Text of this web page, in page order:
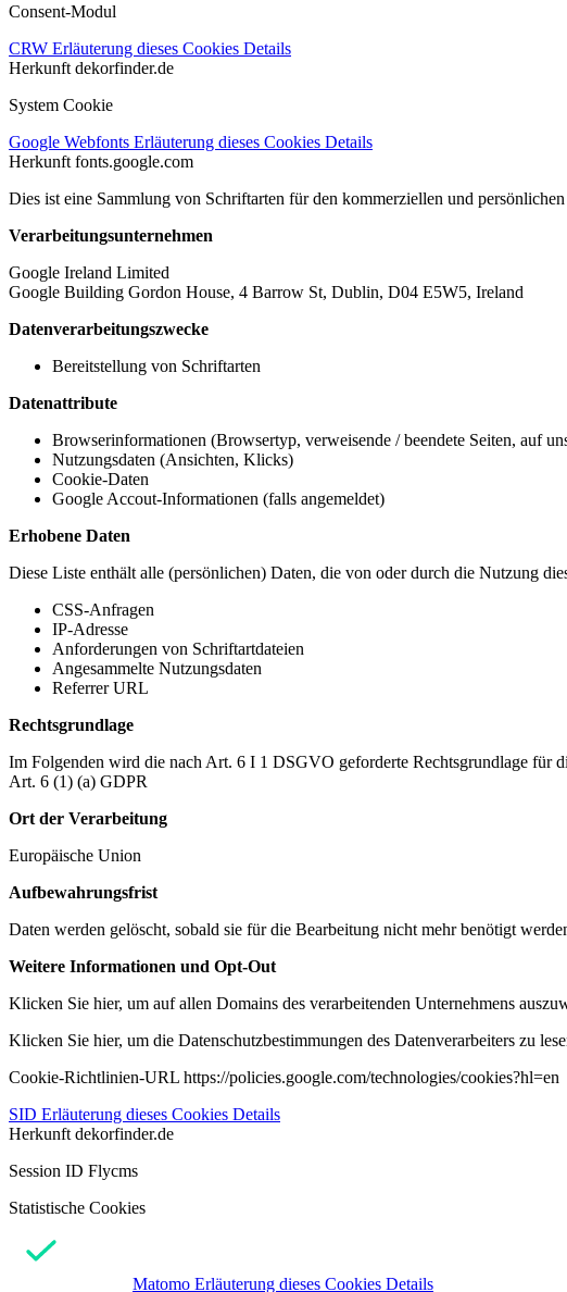
Consent-Modul
CRW Erläuterung dieses Cookies Details
Herkunft dekorfinder.de
System Cookie
Google Webfonts Erläuterung dieses Cookies Details
Herkunft fonts.google.com
Dies ist eine Sammlung von Schriftarten für den kommerziellen und
Verarbeitungsunternehmen
Google Ireland Limited
Google Building Gordon House, 4 Barrow St, Dublin, D04 E5W5, Ireland
Datenverarbeitungszwecke
Bereitstellung von Schriftarten
Datenattribute
Browserinformationen (Browsertyp, verweisende / beendete Seiten, auf
Nutzungsdaten (Ansichten, Klicks)
Cookie-Daten
Google Accout-Informationen (falls angemeldet)
Erhobene Daten
Diese Liste enthält alle (persönlichen) Daten, die von oder durch die Nutzung
CSS-Anfragen
IP-Adresse
Anforderungen von Schriftartdateien
Angesammelte Nutzungsdaten
Referrer URL
Rechtsgrundlage
Im Folgenden wird die nach Art. 6 I 1 DSGVO geforderte Rechtsgrundlage für
Art. 6 (1) (a) GDPR
Ort der Verarbeitung
Europäische Union
Aufbewahrungsfrist
Daten werden gelöscht, sobald sie für die Bearbeitung nicht mehr benötigt
Weitere Informationen und Opt-Out
Klicken Sie hier, um auf allen Domains des verarbeitenden Unternehmens
Klicken Sie hier, um die Datenschutzbestimmungen des Datenverarbeiters zu
Cookie-Richtlinien-URL https://policies.google.com/technologies/cookies?hl=en
SID Erläuterung dieses Cookies Details
Herkunft dekorfinder.de
Session ID Flycms
Statistische Cookies
Matomo Erläuterung dieses Cookies Details